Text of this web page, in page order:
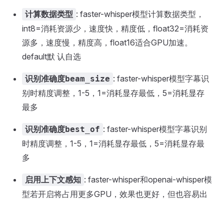
计算数据类型 : faster-whisper模型计算数据类型，
int8=消耗资源少，速度快，精度低，float32=消耗资
源多，速度慢，精度高，float16适合GPU加速。
default默 认自选
识别准确度beam_size : faster-whisper模型字幕识
别时精度调整，1-5，1=消耗显存最低，5=消耗显存
最多
识别准确度best_of : faster-whisper模型字幕识别
时精度调整，1-5，1=消耗显存最低，5=消耗显存最
多
启用上下文感知 : faster-whisper和openai-whisper模
型若开启将占用更多GPU，效果也更好，但也容易出